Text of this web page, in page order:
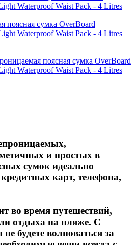
поясная сумка OverBoard
Waterproof Waist Pack - 4 Litres
и простых в
сумок идеально
кредитных карт, телефона,
во время путешествий,
отдыха на пляже. С
будете волноваться за